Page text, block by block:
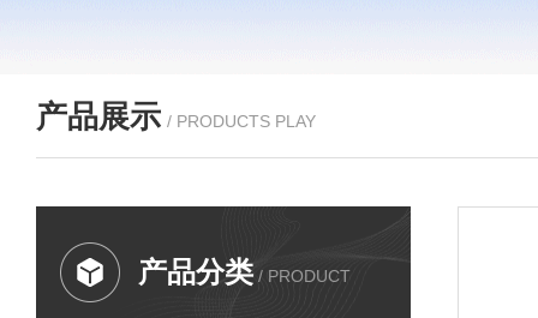
产品展示 / PRODUCTS PLAY
产品分类 / PRODUCT